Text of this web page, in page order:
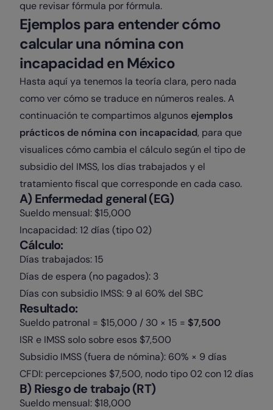
que revisar fórmula por fórmula.
Ejemplos para entender cómo
calcular una nómina con
incapacidad en México
Hasta aquí ya tenemos la teoría clara, pero nada
como ver cómo se traduce en números reales. A
continuación te compartimos algunos ejemplos
prácticos de nómina con incapacidad, para que
visualices cómo cambia el cálculo según el tipo de
subsidio del IMSS, los días trabajados y el
tratamiento fiscal que corresponde en cada caso.
A) Enfermedad general (EG)
Sueldo mensual: $15,000
Incapacidad: 12 días (tipo 02)
Cálculo:
Días trabajados: 15
Días de espera (no pagados): 3
Días con subsidio IMSS: 9 al 60% del SBC
Resultado:
Sueldo patronal = $15,000 / 30 × 15 = $7,500
ISR e IMSS solo sobre esos $7,500
Subsidio IMSS (fuera de nómina): 60% × 9 días
CFDI: percepciones $7,500, nodo tipo 02 con 12 días
B) Riesgo de trabajo (RT)
Sueldo mensual: $18,000